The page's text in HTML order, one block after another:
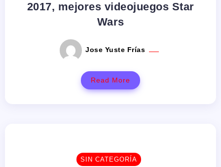
2017, mejores videojuegos Star
Wars
Jose Yuste Frías
Read More
SIN CATEGORÍA